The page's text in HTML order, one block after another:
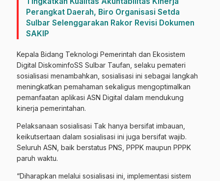
Perangkat Daerah, Biro Organisasi Setda
Sulbar Selenggarakan Rakor Revisi Dokumen
SAKIP
Kepala Bidang Teknologi Pemerintah dan Ekosistem
Digital DiskominfoSS Sulbar Taufan, selaku pemateri
sosialisasi menambahkan, sosialisasi ini sebagai langkah
meningkatkan pemahaman sekaligus mengoptimalkan
pemanfaatan aplikasi ASN Digital dalam mendukung
kinerja pemerintahan.
Pelaksanaan sosialisasi Tak hanya bersifat imbauan,
keikutsertaan dalam sosialisasi ini juga bersifat wajib.
Seluruh ASN, baik berstatus PNS, PPPK maupun PPPK
paruh waktu.
“Diharapkan melalui sosialisasi ini, implementasi sistem